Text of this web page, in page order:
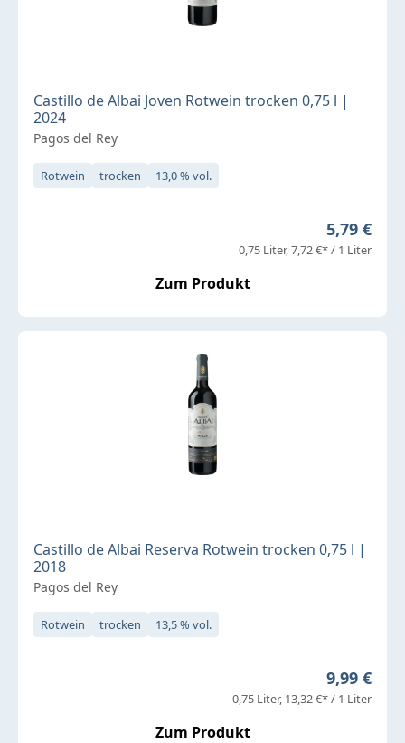
Castillo de Albai Joven Rotwein trocken 0,75 l |
2024
Pagos del Rey
Rotwein trocken 13,0 % vol.
Regulärer
5,79 €
0,75 Liter 7,72 €* / 1 Liter
Zum Produkt
Castillo de Albai Reserva Rotwein trocken 0,75 l |
2018
Pagos del Rey
Rotwein trocken 13,5 % vol.
Regulärer
9,99 €
0,75 Liter 13,32 €* / 1 Liter
Zum Produkt